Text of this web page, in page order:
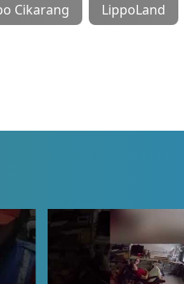
Cikarang LippoLand